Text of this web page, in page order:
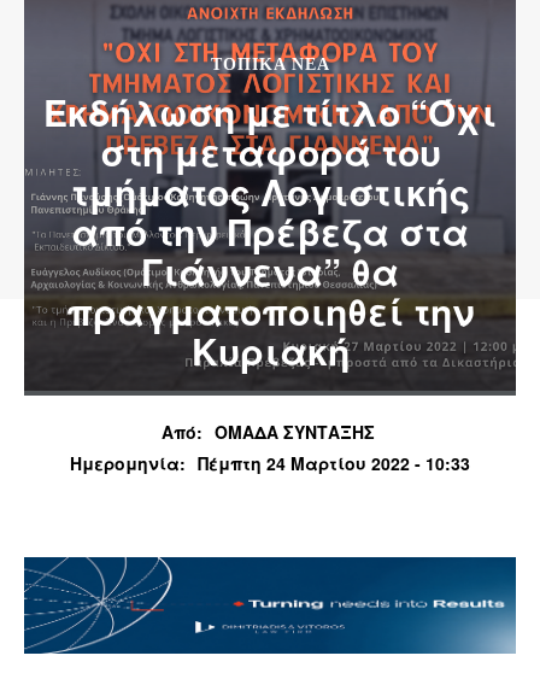
ΤΟΠΙΚΆ ΝΈΑ
Εκδήλωση με τίτλο “Όχι
στη μεταφορά του
τμήματος Λογιστικής
από την Πρέβεζα στα
Γιάννενα” θα
πραγματοποιηθεί την
Κυριακή
Από: ΟΜΑΔΑ ΣΥΝΤΑΞΗΣ
Ημερομηνία: Πέμπτη 24 Μαρτίου 2022 - 10:33